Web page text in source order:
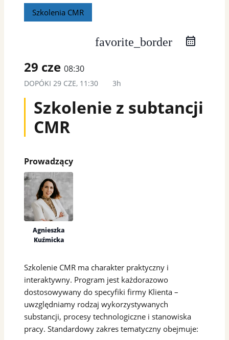
Szkolenia CMR
favorite_border
29 cze 08:30
DOPÓKI 29 CZE, 11:30 3h
Szkolenie z subtancji
CMR
Prowadzący
Agnieszka
Kuźmicka
Szkolenie CMR ma charakter praktyczny i
interaktywny. Program jest każdorazowo
dostosowywany do specyfiki firmy Klienta –
uwzględniamy rodzaj wykorzystywanych
substancji, procesy technologiczne i stanowiska
pracy. Standardowy zakres tematyczny obejmuje: